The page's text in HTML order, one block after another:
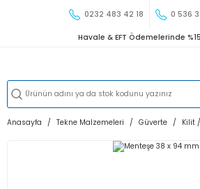
0232 483 42 18 0 536
Havale & EFT Ödemelerinde
Anasayfa Tekne Malzemeleri Güverte Kilit